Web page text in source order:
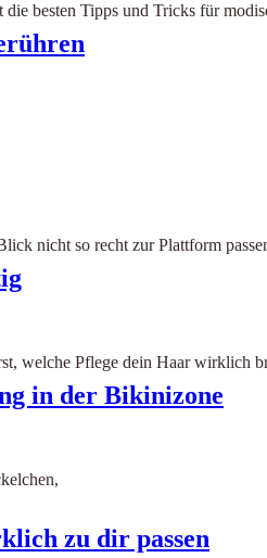
besten Tipps und Tricks für
nicht so recht zur Plattform
welche Pflege dein Haar wirklich
in der Bikinizone
zu dir passen